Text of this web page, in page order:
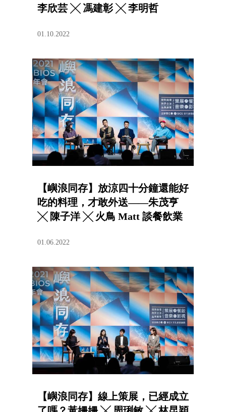
李欣芸 ╳ 馮建彰 ╳ 李明哲
01.10.2022
【嶼浪同存】放涼四十分鐘還能好
吃的料理，才敢外送——朱茂亨
╳ 陳子洋 ╳ 火鳥 Matt 談餐飲業
01.06.2022
【嶼浪同存】線上策展，已經成立